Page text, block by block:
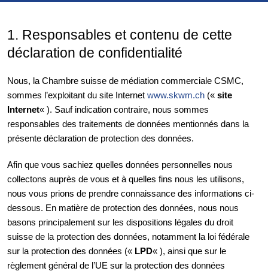
1. Responsables et contenu de cette
déclaration de confidentialité
Nous, la Chambre suisse de médiation commerciale CSMC,
sommes l’exploitant du site Internet www.skwm.ch (« site
Internet« ). Sauf indication contraire, nous sommes
responsables des traitements de données mentionnés dans la
présente déclaration de protection des données.
Afin que vous sachiez quelles données personnelles nous
collectons auprès de vous et à quelles fins nous les utilisons,
nous vous prions de prendre connaissance des informations ci-
dessous. En matière de protection des données, nous nous
basons principalement sur les dispositions légales du droit
suisse de la protection des données, notamment la loi fédérale
sur la protection des données (« LPD« ), ainsi que sur le
règlement général de l’UE sur la protection des données